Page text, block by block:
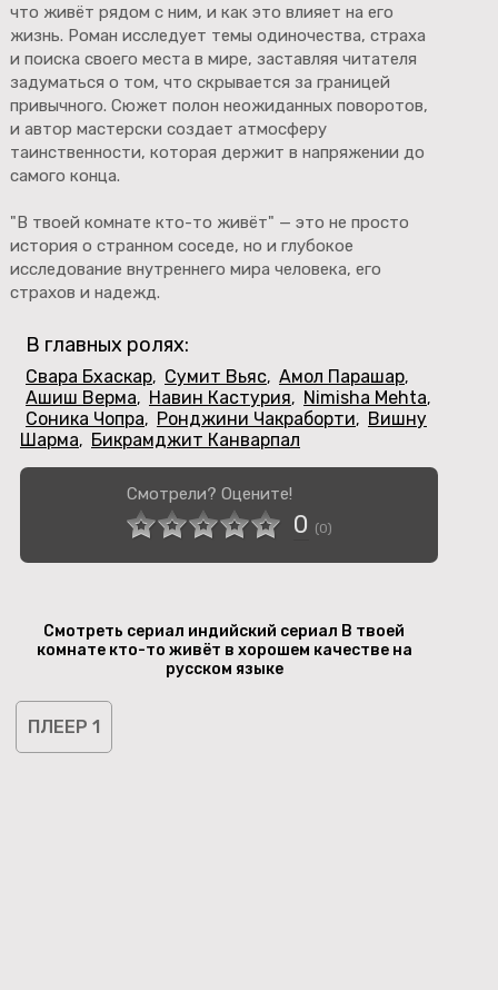
что живёт рядом с ним, и как это влияет на его
жизнь. Роман исследует темы одиночества, страха
и поиска своего места в мире, заставляя читателя
задуматься о том, что скрывается за границей
привычного. Сюжет полон неожиданных поворотов,
и автор мастерски создает атмосферу
таинственности, которая держит в напряжении до
самого конца.
"В твоей комнате кто-то живёт" — это не просто
история о странном соседе, но и глубокое
исследование внутреннего мира человека, его
страхов и надежд.
В главных ролях:
Свара Бхаскар, Сумит Вьяс, Амол Парашар,
Ашиш Верма, Навин Кастурия, Nimisha Mehta,
Соника Чопра, Ронджини Чакраборти, Вишну
Шарма, Бикрамджит Канварпал
Смотрели? Оцените!
0 (0)
Смотреть сериал индийский сериал В твоей
комнате кто-то живёт в хорошем качестве на
русском языке
ПЛЕЕР 1